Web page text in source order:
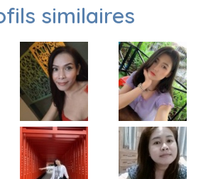
similaires